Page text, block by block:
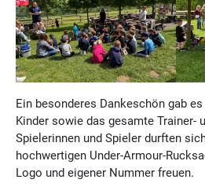
Ein besonderes Dankeschön gab
Kinder sowie das gesamte Trainer-
Spielerinnen und Spieler durften
hochwertigen Under-Armour-
Logo und eigener Nummer freuen.